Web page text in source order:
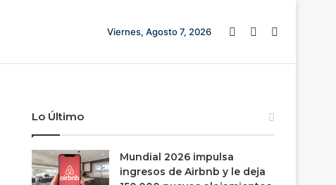
Viernes, Agosto 7, 2026 Barra lateral
Switch skin
Lo Último
Mundial 2026 impulsa
ingresos de Airbnb y le deja